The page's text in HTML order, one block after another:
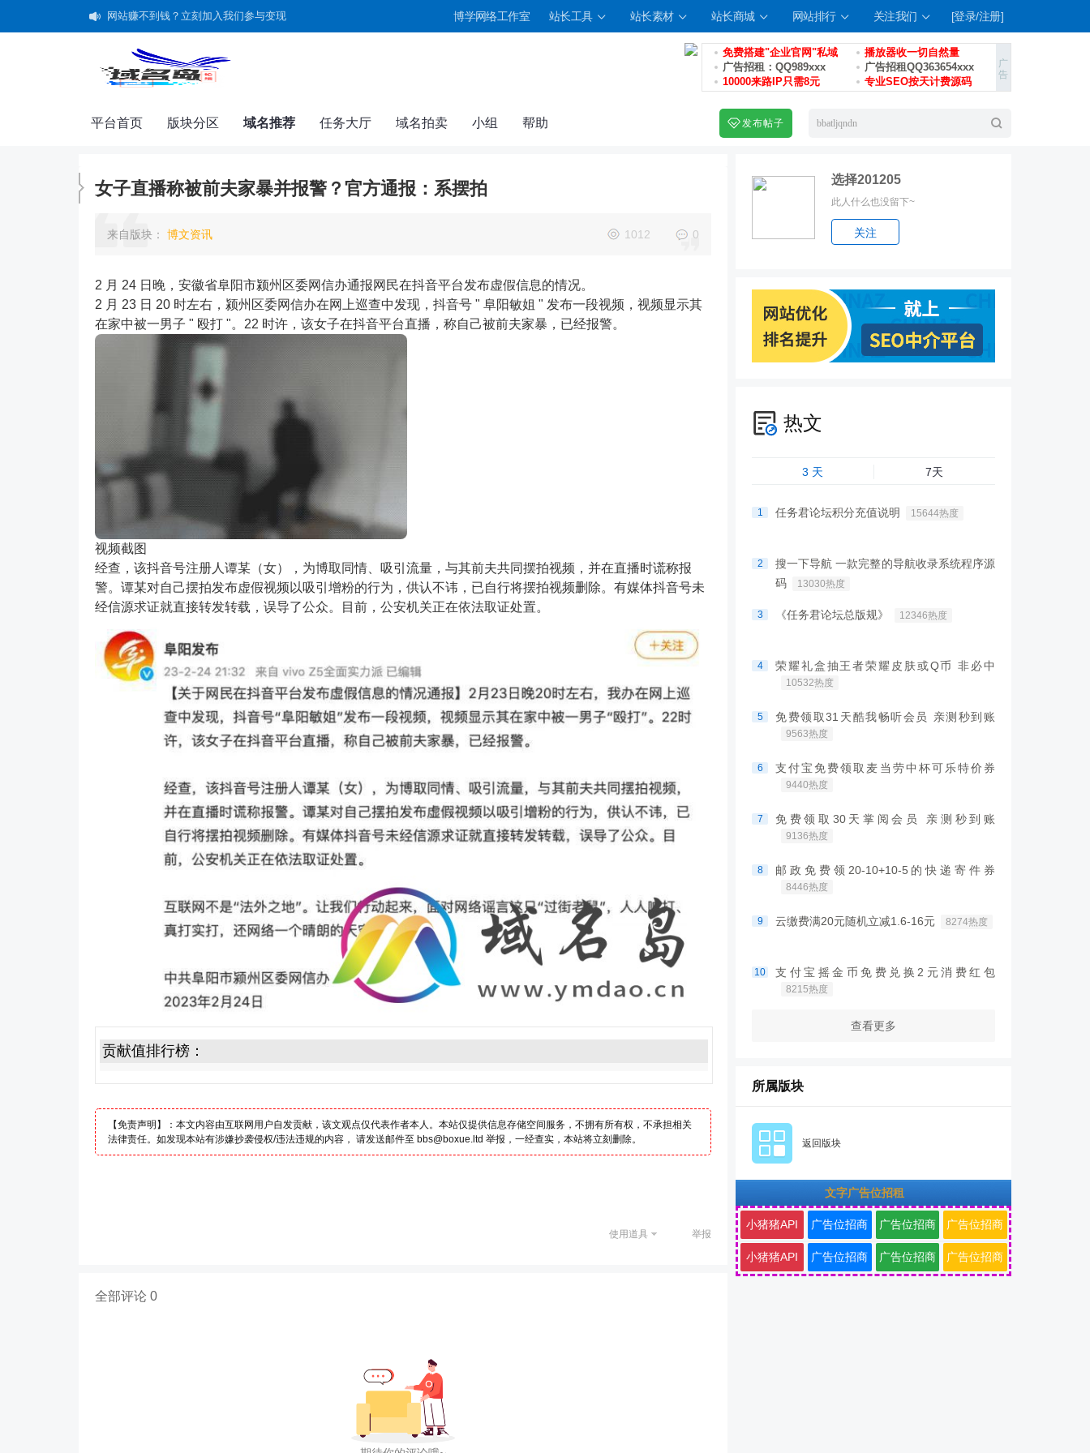
网站赚不到钱？立刻加入我们参与变现
字体超市--好字体用得起，买得起！
共建未成年人"清朗"网络空间承诺书
博学网络工作室 站长工具 站长素材 站长商城 网站排行 关注我们 [登录/注册]
免费搭建"企业官网"私域
播放器收一切自然量
广告招租：QQ989xxx
广告招租QQ363654xxx
10000来路IP只需8元
专业SEO按天计费源码
平台首页 版块分区 域名推荐 任务大厅 域名拍卖 小组 帮助 发布帖子
女子直播称被前夫家暴并报警？官方通报：系摆拍
来自 版块 ： 博文资讯 1012 0
2 月 24 日晚，安徽省阜阳市颍州区委网信办通报网民在抖音平台发布虚假信息的情况。
2 月 23 日 20 时左右，颍州区委网信办在网上巡查中发现，抖音号 " 阜阳敏姐 " 发布一段视频，视频显示其
在家中被一男子 " 殴打 "。22 时许，该女子在抖音平台直播，称自己被前夫家暴，已经报警。
视频截图
经查，该抖音号注册人谭某（女），为博取同情、吸引流量，与其前夫共同摆拍视频，并在直播时谎称报
警。谭某对自己摆拍发布虚假视频以吸引增粉的行为，供认不讳，已自行将摆拍视频删除。有媒体抖音号未
经信源求证就直接转发转载，误导了公众。目前，公安机关正在依法取证处置。
贡献值排行榜：
【免责声明】：本文内容由互联网用户自发贡献，该文观点仅代表作者本人。本站仅提供信息存储空间服务，不拥有所有权，不承担相关
法律责任。如发现本站有涉嫌抄袭侵权/违法违规的内容， 请发送邮件至 bbs@boxue.ltd 举报，一经查实，本站将立刻删除。
使用道具 举报
全部评论 0
选择201205
此人什么也没留下~
关注
热文
3 天 7天
1 任务君论坛积分充值说明 15644热度
2
搜一下导航 一款完整的导航收录系统程序源
码
13030热度
3 《任务君论坛总版规》 12346热度
4 荣耀礼盒抽王者荣耀皮肤或Q币 非必中
10532热度
5 免费领取31天酷我畅听会员 亲测秒到账
9563热度
6 支付宝免费领取麦当劳中杯可乐特价券
9440热度
7 免费领取30天掌阅会员 亲测秒到账
9136热度
8 邮政免费领20-10+10-5的快递寄件券
8446热度
9 云缴费满20元随机立减1.6-16元 8274热度
10 支付宝摇金币免费兑换2元消费红包
8215热度
查看更多
所属版块
返回版块
文字广告位招租
小猪猪API 广告位招商 广告位招商 广告位招商
小猪猪API 广告位招商 广告位招商 广告位招商